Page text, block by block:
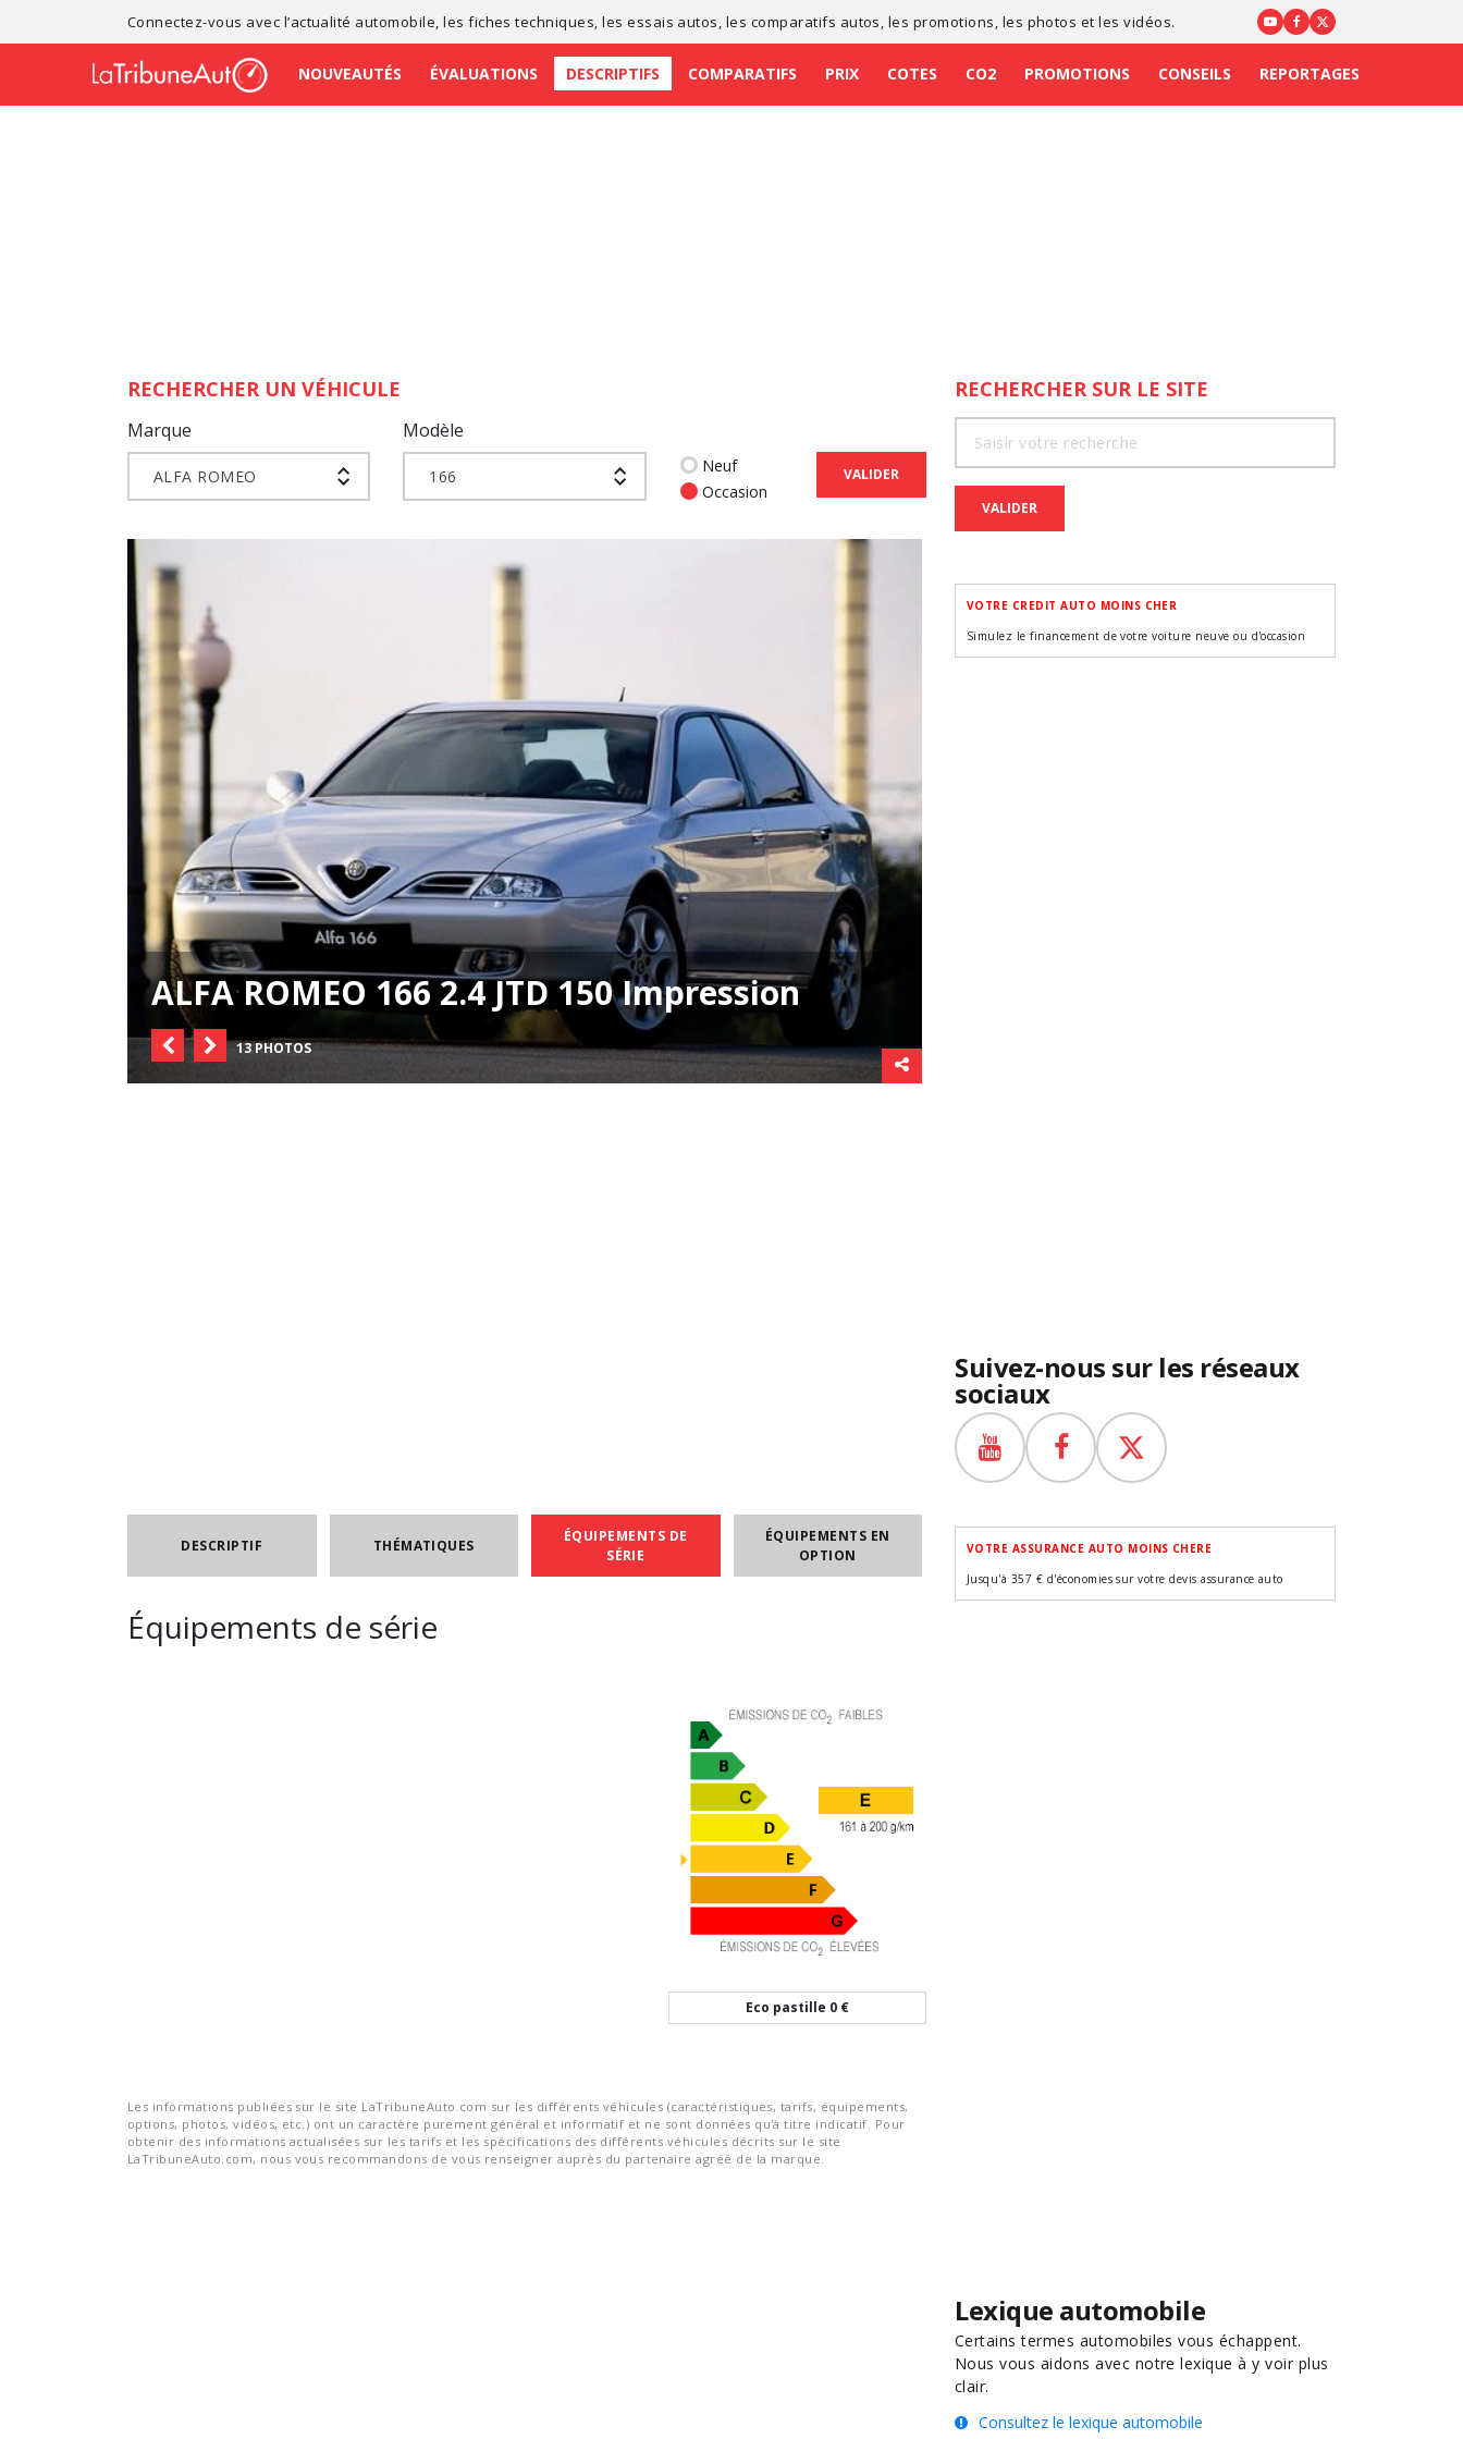
Connectez-vous avec l’actualité automobile , lesfiches techniques , lesessais autos , les comparatifs autos , les promotions , les photos et les vidéos.
NOUVEAUTÉS ÉVALUATIONS DESCRIPTIFS COMPARATIFS PRIX COTES CO2 PROMOTIONS CONSEILS REPORTAGES
RECHERCHER UN VÉHICULE
Marque
ALFA ROMEO
Modèle
166
Neuf
Occasion
VALIDER
ALFA ROMEO 166 2.4 JTD 150 Impression
13 PHOTOS
DESCRIPTIF THÉMATIQUES
ÉQUIPEMENTS DE
SÉRIE
ÉQUIPEMENTS EN
OPTION
Équipements de série
Eco pastille 0 €
Les informations publiées sur le site LaTribuneAuto.com sur les différents véhicules (caractéristiques, tarifs, équipements,
options, photos, vidéos, etc.) ont un caractère purement général et informatif et ne sont données qu'à titre indicatif. Pour
obtenir des informations actualisées sur les tarifs et les spécifications des différents véhicules décrits sur le site
LaTribuneAuto.com, nous vous recommandons de vous renseigner auprès du partenaire agréé de la marque.
RECHERCHER SUR LE SITE
VALIDER
VOTRE CREDIT AUTO MOINS CHER
Simulez le financement de votre voiture neuve ou d'occasion
Suivez-nous sur les réseaux
sociaux
VOTRE ASSURANCE AUTO MOINS CHERE
Jusqu'à 357 € d'économies sur votre devis assurance auto
Lexique automobile
Certains termes automobiles vous échappent.
Nous vous aidons avec notre lexique à y voir plus
clair.
Consultez le lexique automobile